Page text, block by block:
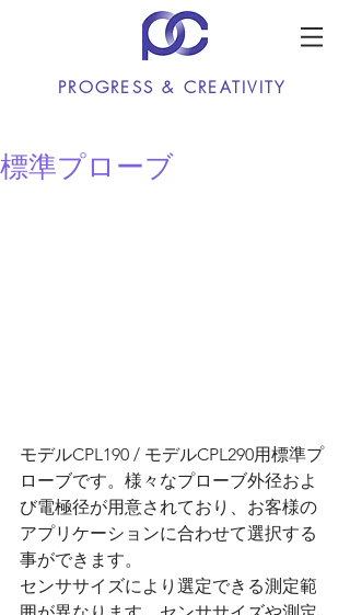
PROGRESS & CREATIVITY
標準プローブ
モデルCPL190 / モデルCPL290用標準プ
ローブです。様々なプローブ外径およ
び電極径が用意されており、お客様の
アプリケーションに合わせて選択する
事ができます。
センササイズにより選定できる測定範